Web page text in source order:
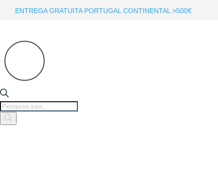
ENTREGA GRATUITA PORTUGAL CONTINENTAL >500€
Products
search